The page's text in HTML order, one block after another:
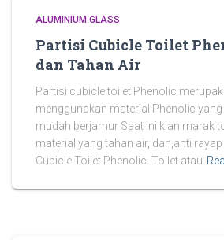
ALUMINIUM GLASS
Partisi Cubicle Toilet
dan Tahan Air
Partisi cubicle toilet Phenolic
menggunakan material Phenolic
mudah berjamur Saat ini kian marak
material yang tahan air, dan,anti
Cubicle Toilet Phenolic. Toilet atau